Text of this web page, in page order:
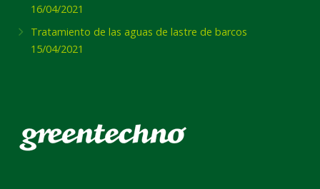
16/04/2021
Tratamiento de las aguas de lastre de barcos
15/04/2021